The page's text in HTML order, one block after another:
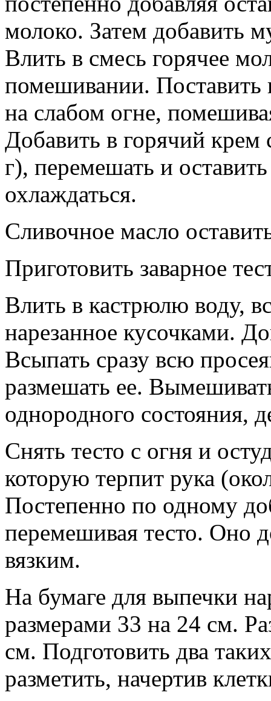
молоко. Затем добавить
Влить в смесь горячее
помешивании. Поставить
на слабом огне,
Добавить в горячий
г), перемешать и
охлаждаться.
Сливочное масло
Приготовить заварное
Влить в кастрюлю воду,
нарезанное кусочками.
Всыпать сразу всю
размешать ее.
однородного состояния,
Снять тесто с огня и
которую терпит рука
Постепенно по одному
перемешивая тесто. Оно
вязким.
На бумаге для выпечки
размерами 33 на 24 см.
см. Подготовить два
разметить, начертив